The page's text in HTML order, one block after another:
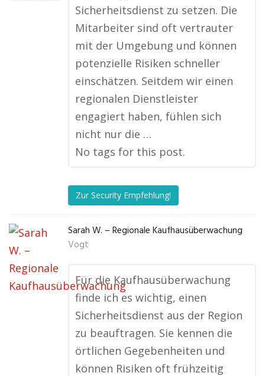
Sicherheitsdienst zu setzen. Die
Mitarbeiter sind oft vertrauter
mit der Umgebung und können
potenzielle Risiken schneller
einschätzen. Seitdem wir einen
regionalen Dienstleister
engagiert haben, fühlen sich
nicht nur die …
No tags for this post.
Zur Security Empfehlung!
Sarah W. – Regionale Kaufhausüberwachung
Vogt
Für die Kaufhausüberwachung
finde ich es wichtig, einen
Sicherheitsdienst aus der Region
zu beauftragen. Sie kennen die
örtlichen Gegebenheiten und
können Risiken oft frühzeitig